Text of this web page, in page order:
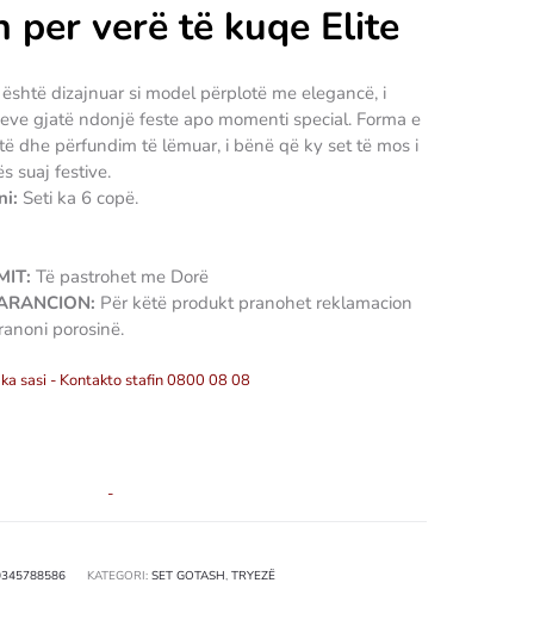
per verë të kuqe Elite
dizajnuar si model përplotë me elegancë, i
gjatë ndonjë feste apo momenti special. Forma e
dhe përfundim të lëmuar, i bënë që ky set të mos i
suaj festive.
Seti ka 6 copë.
Të pastrohet me Dorë
Për këtë produkt pranohet reklamacion
porosinë.
sasi - Kontakto stafin 0800 08 08
-
KATEGORI: SET GOTASH, TRYEZË